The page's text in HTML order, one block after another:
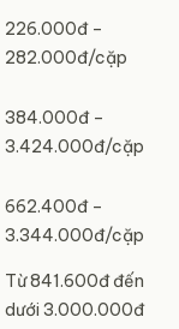
226.000đ –
282.000đ/cặp
384.000đ –
3.424.000đ/cặp
662.400đ –
3.344.000đ/cặp
Từ 841.600đ đến
dưới 3.000.000đ